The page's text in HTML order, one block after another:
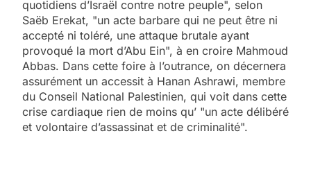
quotidiens d’Israël contre notre peuple", selon
Saëb Erekat, "un acte barbare qui ne peut être ni
accepté ni toléré, une attaque brutale ayant
provoqué la mort d’Abu Ein", à en croire Mahmoud
Abbas. Dans cette foire à l’outrance, on décernera
assurément un accessit à Hanan Ashrawi, membre
du Conseil National Palestinien, qui voit dans cette
crise cardiaque rien de moins qu’ "un acte délibéré
et volontaire d’assassinat et de criminalité".